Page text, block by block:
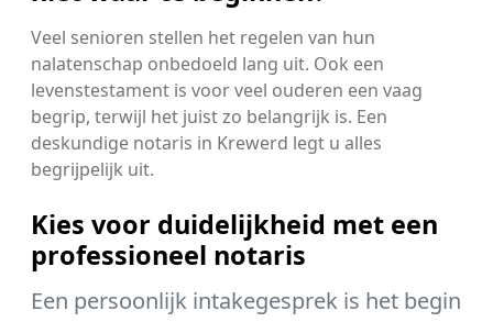
Veel senioren stellen het regelen van hun
nalatenschap onbedoeld lang uit. Ook een
levenstestament is voor veel ouderen een vaag
begrip, terwijl het juist zo belangrijk is. Een
deskundige notaris in Krewerd legt u alles
begrijpelijk uit.
Kies voor duidelijkheid met een
professioneel notaris
Een persoonlijk intakegesprek is het begin